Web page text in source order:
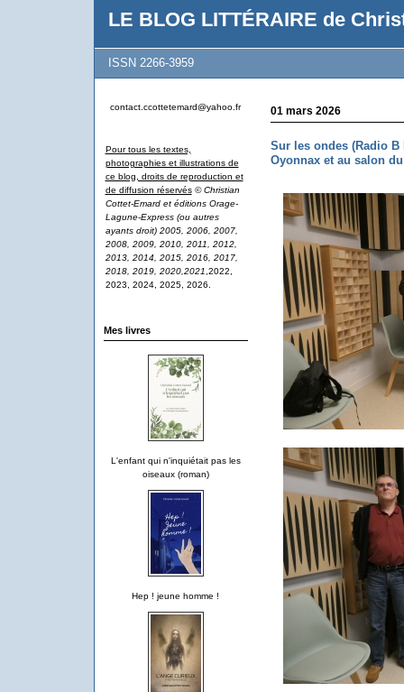
LE BLOG LITTÉRAIRE de
ISSN 2266-3959
contact.ccottetemard@yahoo.fr
Pour tous les textes,
photographies et illustrations de
ce blog, droits de reproduction et
de diffusion réservés © Christian
Cottet-Emard et éditions Orage-
Lagune-Express (ou autres
ayants droit) 2005, 2006, 2007,
2008, 2009, 2010, 2011, 2012,
2013, 2014, 2015, 2016, 2017,
2018, 2019, 2020,2021 ,2022,
2023, 2024, 2025, 2026.
Mes livres
L'enfant qui n'inquiétait pas les
oiseaux (roman)
Hep ! jeune homme !
01 mars 2026
Sur les ondes (Radio B
Oyonnax et au salon